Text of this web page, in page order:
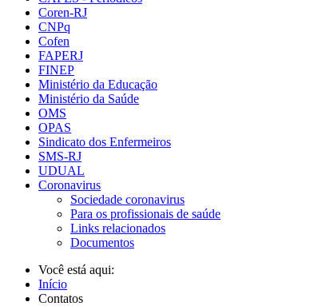
Coren-RJ
CNPq
Cofen
FAPERJ
FINEP
Ministério da Educação
Ministério da Saúde
OMS
OPAS
Sindicato dos Enfermeiros
SMS-RJ
UDUAL
Coronavirus
Sociedade coronavirus
Para os profissionais de saúde
Links relacionados
Documentos
Você está aqui:
Início
Contatos